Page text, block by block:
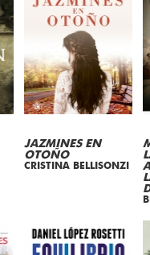
JAZMINES EN
OTOÑO
CRISTINA BELLISONZI